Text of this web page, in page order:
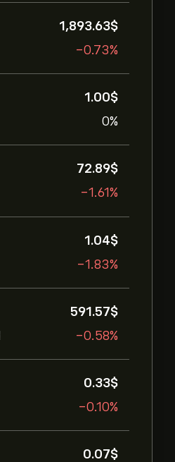
1,893.63‎$‎
-0.73%
1.00‎$‎
0%
72.89‎$‎
-1.61%
1.04‎$‎
-1.83%
591.57‎$‎
-0.58%
0.33‎$‎
-0.10%
0.07‎$‎